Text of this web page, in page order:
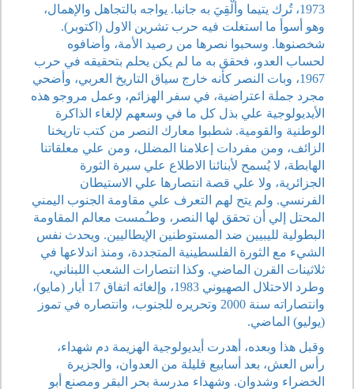
1973، تُرك يتيما وأُلْقِيَ به جانبا. يواجه بالتجاهل والإهمال،
وهو أسوأ ما استغلت فيه حرب تشرين الاول (اكتوبر).
شخصنوها. وسحبوا نصرها من رصيد الأمة، وأضافوه
لحساب العدو، فحقق به ما لم يكن يحلم بتحقيقه في حرب
1967، وبات النصر كأنه خارج سياق التاريخ العربي، وأضحي
مجرد جملة اعتراضية، في سفر الهزائم، وعمل مروجو هذه
الأيديولوجية علي بذل كل ما في وسعهم لإلغاء الذاكرة
الوطنية والقومية. شطبوا معارك النصر من كتب تاريخنا
الزائف، ومن مفردات إعلامنا المضلل، ومن علي معلقاتنا
الهابطة، لا يُسمح لأبنائنا الاطلاع علي سيرة الثورة
الجزائرية، ولا علي قصة انتصارها علي الاستيطان
الفرنسي. ولم يتح لهم التعرف علي مقاومة الجنوب اليمني
المحتل إلي أن تحقق لها النصر، وطـُمست معالم المقاومة
البطولية لليبيين ضد المستوطنين الإيطاليين. ويحدث نفس
الشيء مع الثورة الفلسطينية المتجددة، ومنذ اندلاعها في
ثلاثينات القرن الماضي. وكذا انتصارات الشعب اللبناني،
وطرد الاحتلال الصهيوني 1983، وإلغائه اتفاق 17 أيار (مايو)،
وانتصاراته سنة 2000 وتحريره للجنوب، وانتصاره في تموز
(يوليو) الماضي.
وقبل هذا وبعده، أهدرت أيديولوجية الهزيمة دم شهداء،
رأس العش، بعد أسابيع قليلة من العدوان، والجزيرة
الخضراء وشدوان. وشهداء مدرسة بحر البقر ومصنع أبو